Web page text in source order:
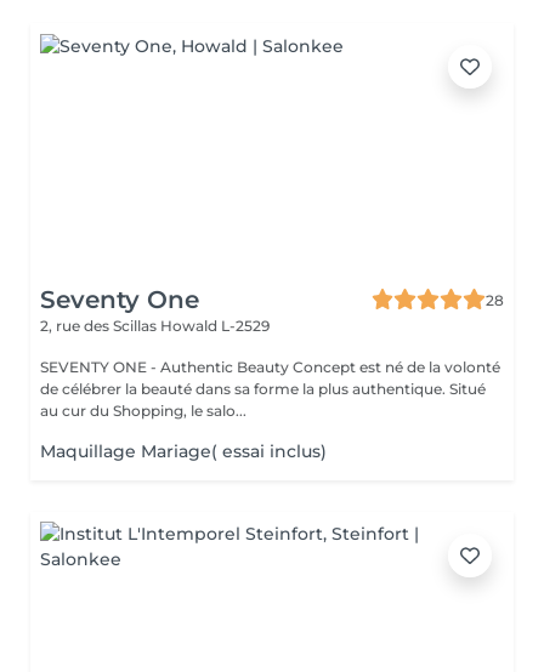
Seventy One
28
2, rue des Scillas Howald L-2529
SEVENTY ONE - Authentic Beauty Concept est né de la volonté
de célébrer la beauté dans sa forme la plus authentique. Situé
au cur du Shopping, le salo...
Maquillage Mariage( essai inclus)